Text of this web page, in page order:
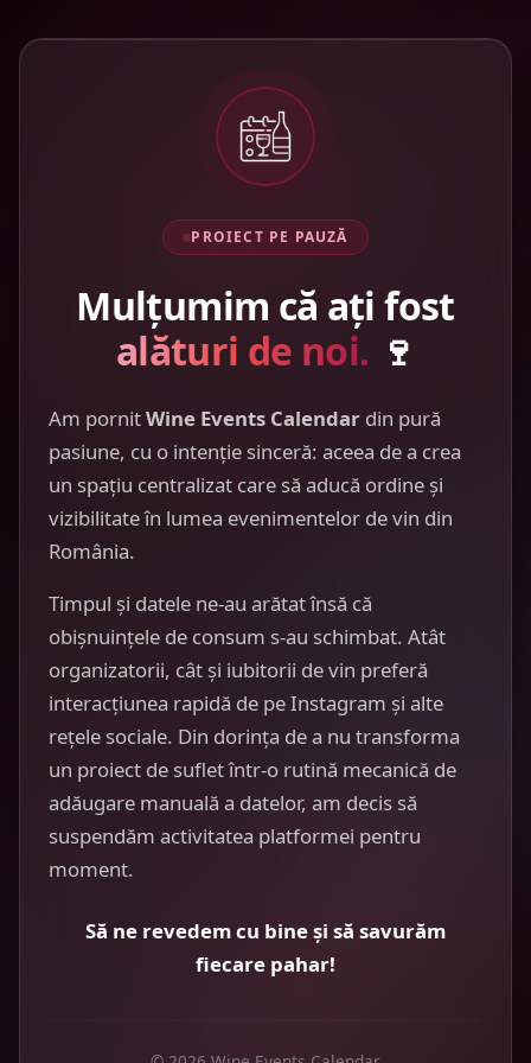
PROIECT PE PAUZĂ
Mulțumim că ați fost
alături de noi. 🍷
Am pornitWine Events Calendar din pură
pasiune, cu o intenție sinceră: aceea de a crea
un spațiu centralizat care să aducă ordine și
vizibilitate în lumea evenimentelor de vin din
România.
Timpul și datele ne-au arătat însă că
obișnuințele de consum s-au schimbat. Atât
organizatorii, cât și iubitorii de vin preferă
interacțiunea rapidă de pe Instagram și alte
rețele sociale. Din dorința de a nu transforma
un proiect de suflet într-o rutină mecanică de
adăugare manuală a datelor, am decis să
suspendăm activitatea platformei pentru
moment.
Să ne revedem cu bine și să savurăm
fiecare pahar!